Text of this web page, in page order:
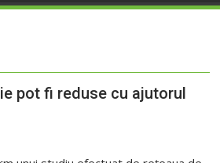
pot fi reduse cu ajutorul